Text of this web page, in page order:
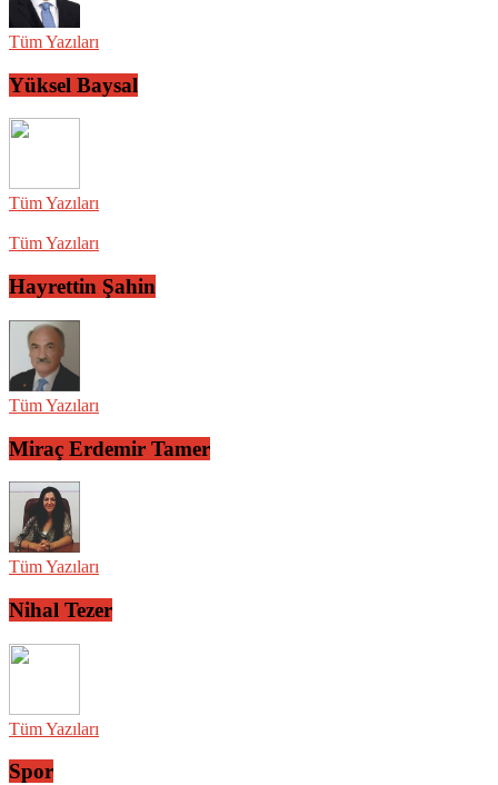
Tüm Yazıları
Yüksel Baysal
Tüm Yazıları
Tüm Yazıları
Hayrettin Şahin
Tüm Yazıları
Miraç Erdemir Tamer
Tüm Yazıları
Nihal Tezer
Tüm Yazıları
Spor